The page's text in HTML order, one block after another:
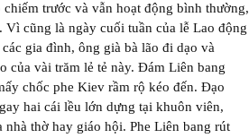
trước và vẫn hoạt động bình thường,
cũng là ngày cuối tuần của lễ Lao động
gia đình, ông già bà lão đi dạo và
của vài trăm lẻ tẻ này. Đám Liên bang
chốc phe Kiev rầm rộ kéo đến. Đạo
hai cái lều lớn dựng tại khuôn viên,
nhà thờ hay giáo hội. Phe Liên bang rút